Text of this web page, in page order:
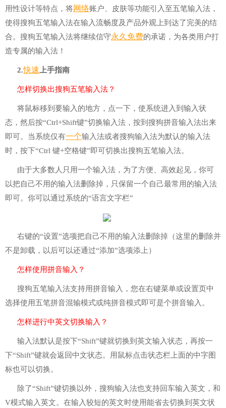
用性设计等特点，将网络账户、皮肤等功能引入至五笔输入法，
使得搜狗五笔输入法在输入流畅度及产品外观上到达了完美的结
合。搜狗五笔输入法将继续信守永久免费的承诺，为各类用户打
造专属的输入法！
2.快速 上手指南
怎样切换出搜狗五笔输入法？
将鼠标移到要输入的地方，点一下，使系统进入到输入状
态，然后按“Ctrl+Shift键”切换输入法，按到搜狗拼音输入法出来
即可。当系统仅有一个输入法或者搜狗输入法为默认的输入法
时，按下“Ctrl 键+空格键”即可切换出搜狗五笔输入法。
由于大多数人只用一个输入法，为了方便、高效起见，你可
以把自己不用的输入法删除掉，只保留一个自己最常用的输入法
即可。你可以通过系统的“语言文字栏”
右键的“设置”选项把自己不用的输入法删除掉（这里的删除并
不是卸载，以后可以还通过“添加”选项添上）
怎样使用拼音输入？
搜狗五笔输入法支持用拼音输入，您在右键菜单或设置页中
选择使用五笔拼音混输模式或纯拼音模式即可是个拼音输入。
怎样进行中英文切换输入？
输入法默认是按下“Shift”键就切换到英文输入状态，再按一
下“Shift”键就会返回中文状态。用鼠标点击状态栏上面的中字图
标也可以切换。
除了“Shift”键切换以外，搜狗输入法也支持回车输入英文，和
V模式输入英文。在输入较短的英文时使用能省去切换到英文状